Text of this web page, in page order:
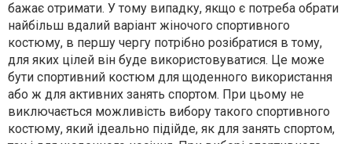
бажає отримати. У тому випадку, якщо є потреба обрати
найбільш вдалий варіант жіночого спортивного
костюму, в першу чергу потрібно розібратися в тому,
для яких цілей він буде використовуватися. Це може
бути спортивний костюм для щоденного використання
або ж для активних занять спортом. При цьому не
виключається можливість вибору такого спортивного
костюму, який ідеально підійде, як для занять спортом,